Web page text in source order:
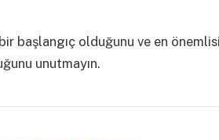
başlangıç olduğunu ve en
unutmayın.